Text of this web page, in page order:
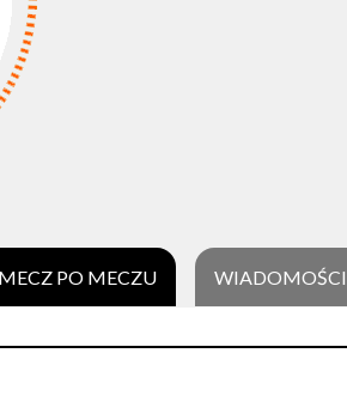
MECZ PO MECZU WIADOMOŚCI